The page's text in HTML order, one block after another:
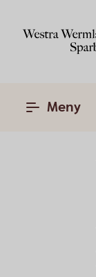
Meny